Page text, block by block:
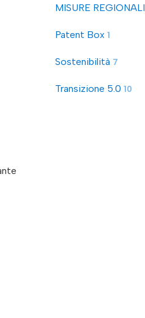
MISURE REGIONALI
Patent Box 1
Sostenibilità 7
Transizione 5.0 10